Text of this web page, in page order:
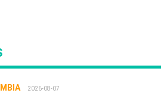
2026-08-07